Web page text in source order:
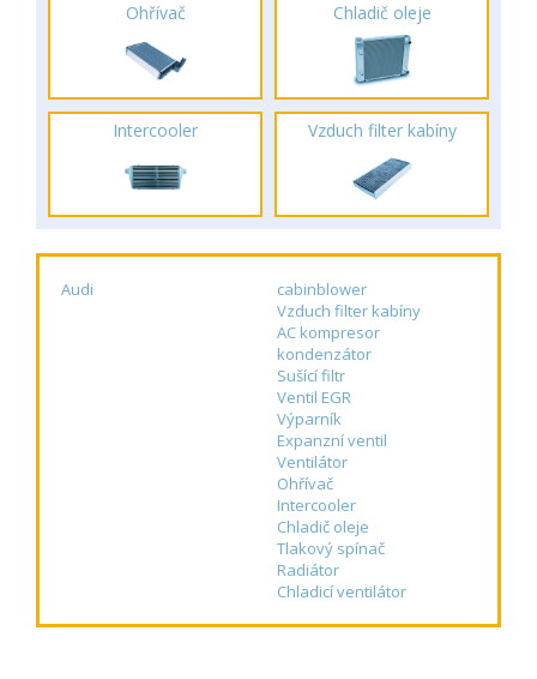
Ohřívač Chladič oleje
Intercooler Vzduch filter kabíny
Audi
cabinblower
Vzduch filter kabíny
AC kompresor
kondenzátor
Sušící filtr
Ventil EGR
Výparník
Expanzní ventil
Ventilátor
Ohřívač
Intercooler
Chladič oleje
Tlakový spínač
Radiátor
Chladicí ventilátor